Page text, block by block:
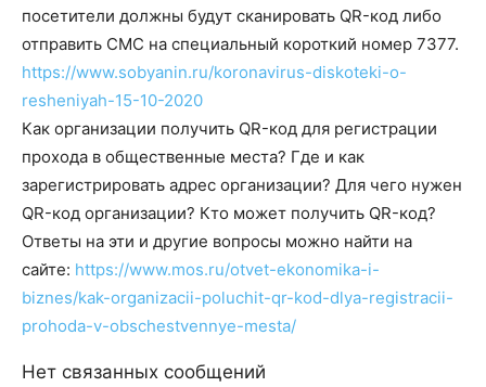
посетители должны будут сканировать QR-код либо
отправить СМС на специальный короткий номер 7377.
https://www.sobyanin.ru/koronavirus-diskoteki-o-
resheniyah-15-10-2020
Как организации получить QR-код для регистрации
прохода в общественные места? Где и как
зарегистрировать адрес организации? Для чего нужен
QR-код организации? Кто может получить QR-код?
Ответы на эти и другие вопросы можно найти на
сайте: https://www.mos.ru/otvet-ekonomika-i-
biznes/kak-organizacii-poluchit-qr-kod-dlya-registracii-
prohoda-v-obschestvennye-mesta/
Нет связанных сообщений